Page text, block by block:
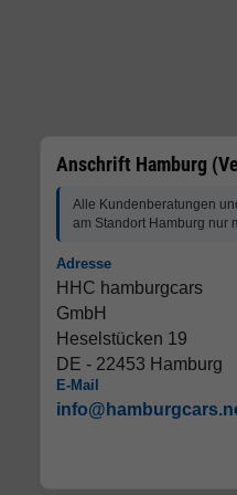
Anschrift Hamburg
Alle Kundenberatungen
am Standort Hamburg nur
Adresse
HHC hamburgcars
GmbH
Heselstücken 19
DE - 22453 Hamburg
E-Mail